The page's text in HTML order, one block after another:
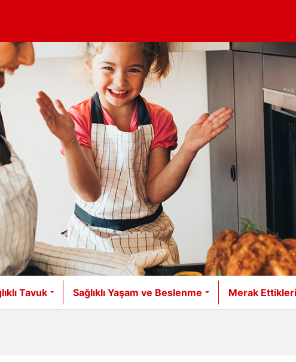
Tavuk Sağlıklı Yaşam ve Beslenme Merak